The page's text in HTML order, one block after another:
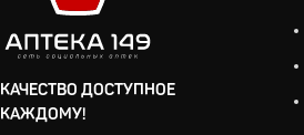
КАЧЕСТВО ДОСТУПНОЕ
КАЖДОМУ!